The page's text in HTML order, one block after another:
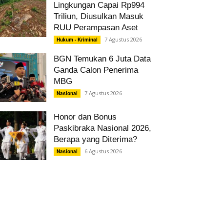
Lingkungan Capai Rp994
Triliun, Diusulkan Masuk
RUU Perampasan Aset
Hukum - Kriminal 7 Agustus 2026
BGN Temukan 6 Juta Data
Ganda Calon Penerima
MBG
Nasional 7 Agustus 2026
Honor dan Bonus
Paskibraka Nasional 2026,
Berapa yang Diterima?
Nasional 6 Agustus 2026